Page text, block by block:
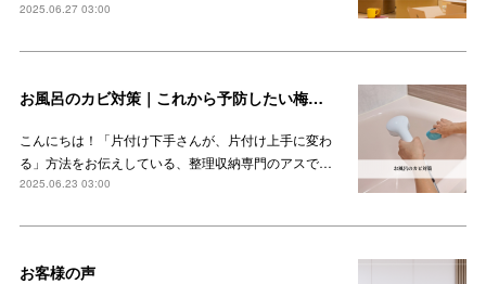
2025.06.27 03:00
お風呂のカビ対策｜これから予防したい梅雨時期のカビ
こんにちは！「片付け下手さんが、片付け上手に変わ
る」方法をお伝えしている、整理収納専門のアスで…
2025.06.23 03:00
お客様の声